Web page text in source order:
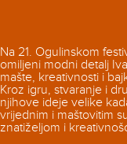
Na 21. Ogulinskom
omiljeni modni detalj
mašte, kreativnosti i
Kroz igru, stvaranje i
njihove ideje velike
vrijednim i maštovitim
znatiželjom i